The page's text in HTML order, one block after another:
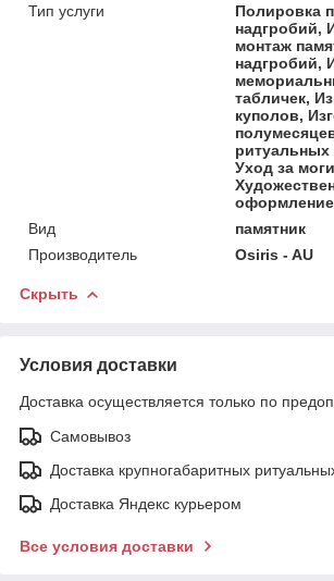
Тип услуги
Полировка
надгробий,
монтаж
надгробий,
табличек,
куполов,
Уход за
оформление
Вид
памятник
Производитель
Osiris - AU
Скрыть
Условия доставки
Доставка осуществляется только по
Самовывоз
Доставка крупногабаритных
Доставка Яндекс курьером
Все условия доставки